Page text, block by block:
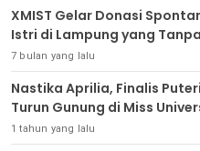
XMIST Gelar Donasi
Istri di Lampung yang
7 bulan yang lalu
Nastika Aprilia, Finalis
Turun Gunung di Miss
1 tahun yang lalu